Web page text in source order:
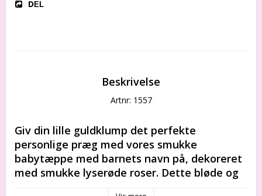
DEL
Beskrivelse
Artnr: 1557
Giv din lille guldklump det perfekte
personlige præg med vores smukke
babytæppe med barnets navn på, dekoreret
med smukke lyserøde roser. Dette bløde og